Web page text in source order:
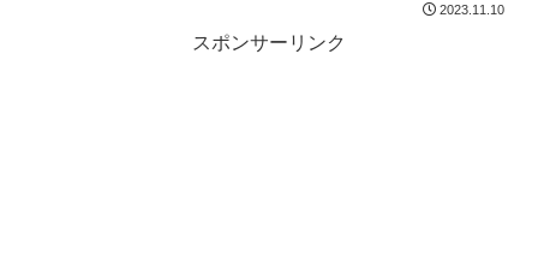
2023.11.10
スポンサーリンク